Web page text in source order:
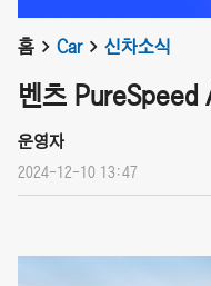
홈 Car 신차소식
벤츠 PureSpeed
운영자
2024-12-10 13:47